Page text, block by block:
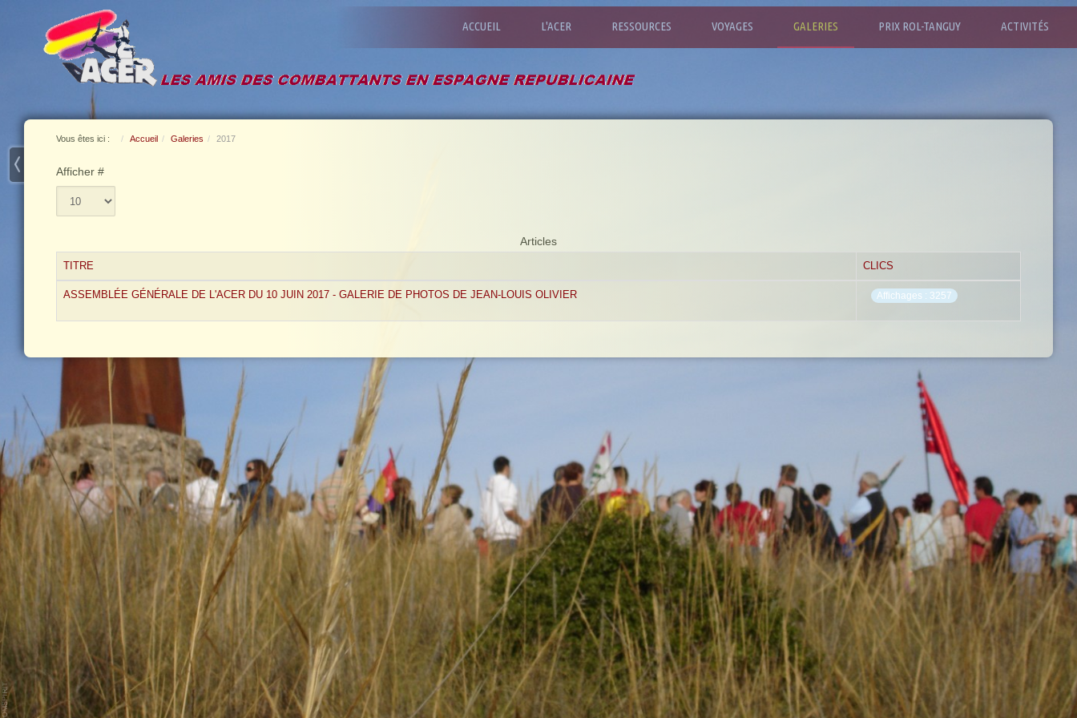
ACCUEIL L'ACER RESSOURCES VOYAGES GALERIES PRIX ROL-TANGUY ACTIVITÉS
Vous êtes ici : Accueil Galeries 2017
Afficher #
Articles
TITRE
CLICS
ASSEMBLÉE GÉNÉRALE DE L'ACER DU 10 JUIN 2017 - GALERIE DE PHOTOS DE JEAN-LOUIS OLIVIER Affichages : 3257